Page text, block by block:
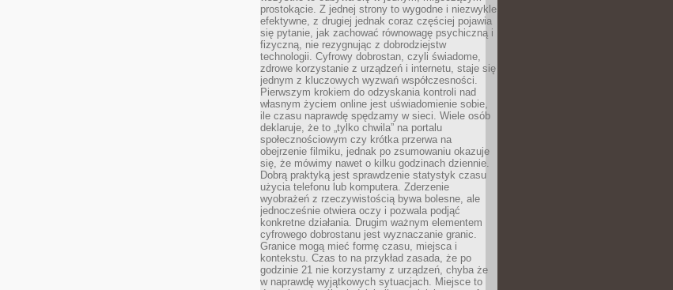
prostokącie. Z jednej strony to wygodne i niezwykle
efektywne, z drugiej jednak coraz częściej pojawia
się pytanie, jak zachować równowagę psychiczną i
fizyczną, nie rezygnując z dobrodziejstw
technologii. Cyfrowy dobrostan, czyli świadome,
zdrowe korzystanie z urządzeń i internetu, staje się
jednym z kluczowych wyzwań współczesności.
Pierwszym krokiem do odzyskania kontroli nad
własnym życiem online jest uświadomienie sobie,
ile czasu naprawdę spędzamy w sieci. Wiele osób
deklaruje, że to „tylko chwila” na portalu
społecznościowym czy krótka przerwa na
obejrzenie filmiku, jednak po zsumowaniu okazuje
się, że mówimy nawet o kilku godzinach dziennie.
Dobrą praktyką jest sprawdzenie statystyk czasu
użycia telefonu lub komputera. Zderzenie
wyobrażeń z rzeczywistością bywa bolesne, ale
jednocześnie otwiera oczy i pozwala podjąć
konkretne działania. Drugim ważnym elementem
cyfrowego dobrostanu jest wyznaczanie granic.
Granice mogą mieć formę czasu, miejsca i
kontekstu. Czas to na przykład zasada, że po
godzinie 21 nie korzystamy z urządzeń, chyba że
w naprawdę wyjątkowych sytuacjach. Miejsce to